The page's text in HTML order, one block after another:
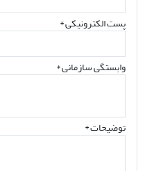
پست الکترونیکی*
وابستگی سازمانی *
توضیحات *